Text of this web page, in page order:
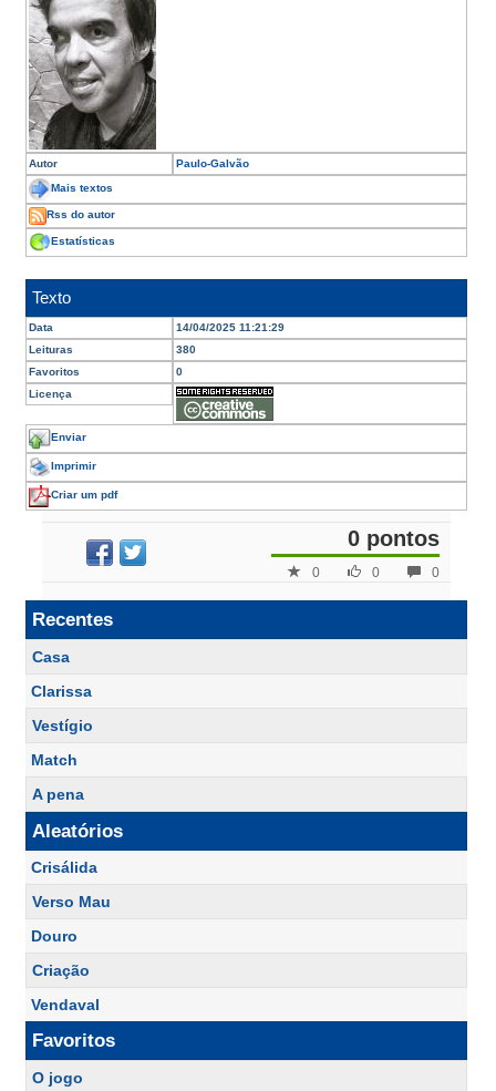
Autor Paulo-Galvão
Mais textos
Rss do autor
Estatísticas
Texto
Data
14/04/2025 11:21:29
Leituras
380
Favoritos
0
Licença
Enviar
Imprimir
Criar um pdf
0 pontos
0
0
0
Recentes
Casa
Clarissa
Vestígio
Match
A pena
Aleatórios
Crisálida
Verso Mau
Douro
Criação
Vendaval
Favoritos
O jogo